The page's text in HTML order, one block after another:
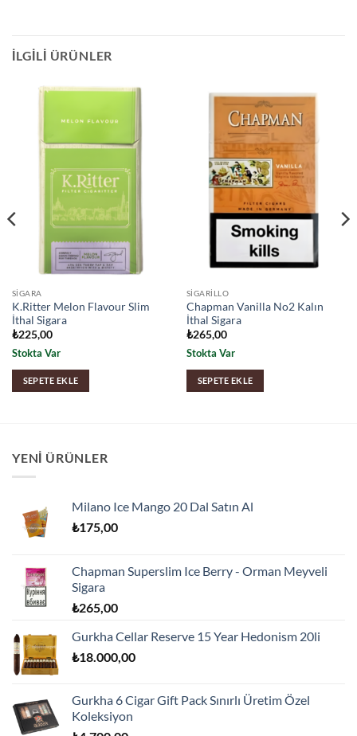
İLGILI ÜRÜNLER
SIGARA
K.Ritter Melon Flavour Slim
İthal Sigara
₺225,00
Stokta Var
SEPETE EKLE
SIGARILLO
Chapman Vanilla No2 Kalın
İthal Sigara
₺265,00
Stokta Var
SEPETE EKLE
YENI ÜRÜNLER
Milano Ice Mango 20 Dal Satın Al
₺175,00
Chapman Superslim Ice Berry - Orman Meyveli
Sigara
₺265,00
Gurkha Cellar Reserve 15 Year Hedonism 20li
₺18.000,00
Gurkha 6 Cigar Gift Pack Sınırlı Üretim Özel
Koleksiyon